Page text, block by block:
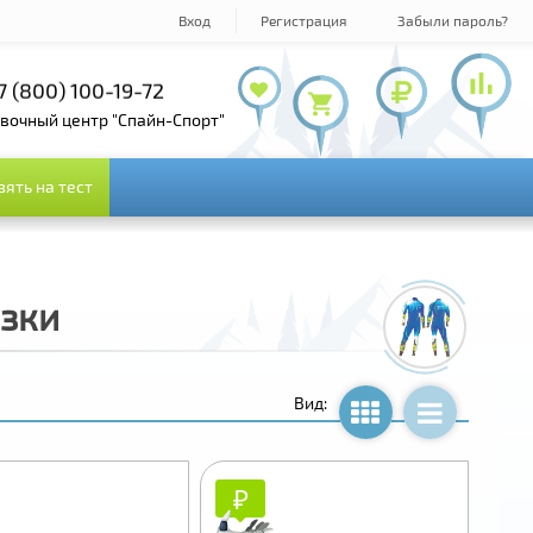
Вход Регистрация Забыли пароль?
+7 (495) 143-73-73
+7 (800) 100-19-72
(495) 978-61-54
центр "Спайн-Спорт"
на тест
на тест
Вид:
₽
₽